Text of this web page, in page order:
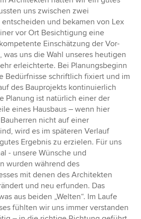
uns zwischen zwei
und bekamen von Lex
vor Ort Besichtigung eine
Einschätzung der Vor-
was uns die Wahl unseres heutigen
erleichterte. Bei Planungsbeginn
Bedürfnisse schriftlich fixiert und im
des Bauprojekts kontinuierlich
Planung ist natürlich einer der
eines Hausbaus – wenn hier
nicht auf einer
wird es im späteren Verlauf
Ergebnis zu erzielen. Für uns
- unsere Wünsche und
wurden während des
mit denen des Architekten
und neu erfunden. Das
aus beiden „Welten“. Im Laufe
fühlten wir uns immer verstanden